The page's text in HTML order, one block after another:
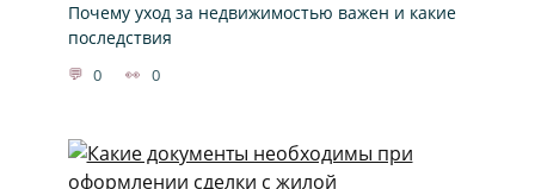
Почему уход за недвижимостью важен и какие
последствия
0 0